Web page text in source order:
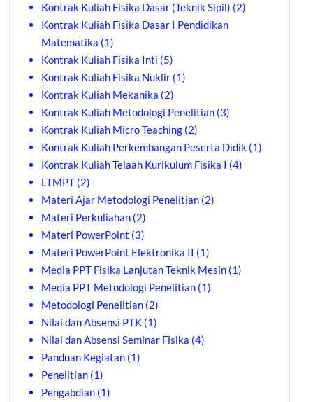
Kontrak Kuliah Fisika Dasar (Teknik Sipil) (2)
Kontrak Kuliah Fisika Dasar I Pendidikan
Matematika (1)
Kontrak Kuliah Fisika Inti (5)
Kontrak Kuliah Fisika Nuklir (1)
Kontrak Kuliah Mekanika (2)
Kontrak Kuliah Metodologi Penelitian (3)
Kontrak Kuliah Micro Teaching (2)
Kontrak Kuliah Perkembangan Peserta Didik (1)
Kontrak Kuliah Telaah Kurikulum Fisika I (4)
LTMPT (2)
Materi Ajar Metodologi Penelitian (2)
Materi Perkuliahan (2)
Materi PowerPoint (3)
Materi PowerPoint Elektronika II (1)
Media PPT Fisika Lanjutan Teknik Mesin (1)
Media PPT Metodologi Penelitian (1)
Metodologi Penelitian (2)
Nilai dan Absensi PTK (1)
Nilai dan Absensi Seminar Fisika (4)
Panduan Kegiatan (1)
Penelitian (1)
Pengabdian (1)